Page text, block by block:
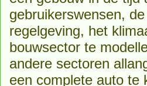
gebruikerswensen,
regelgeving, het
bouwsector te
andere sectoren
een complete auto te